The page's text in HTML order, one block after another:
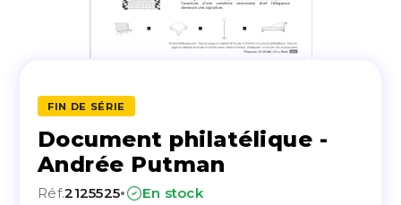
FIN DE SÉRIE
Document philatélique -
Andrée Putman
Réf.2125525· En stock